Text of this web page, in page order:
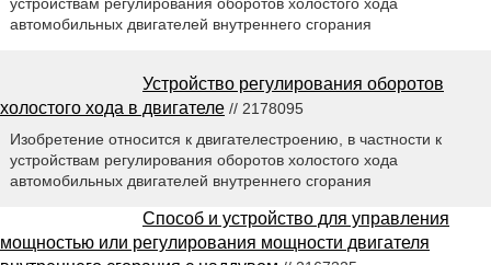
автомобильных двигателей внутреннего сгорания
Устройство регулирования оборотов
холостого хода в двигателе // 2178095
Изобретение относится к двигателестроению, в частности к
устройствам регулирования оборотов холостого хода
автомобильных двигателей внутреннего сгорания
Способ и устройство для управления
мощностью или регулирования мощности двигателя